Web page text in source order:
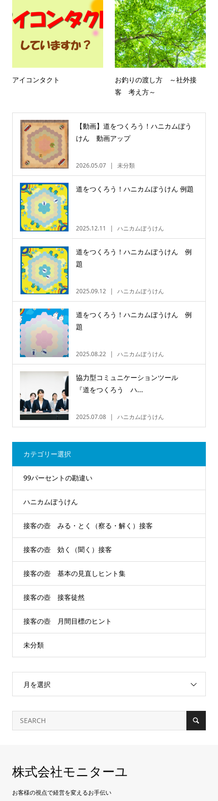
アイコンタクト
お釣りの渡し方 ～社外接
客 考え方～
【動画】道をつくろう！ハニカムぼう
けん 動画アップ
2026.05.07 未分類
道をつくろう！ハニカムぼうけん 例題
2025.12.11 ハニカムぼうけん
道をつくろう！ハニカムぼうけん 例
題
2025.09.12 ハニカムぼうけん
道をつくろう！ハニカムぼうけん 例
題
2025.08.22 ハニカムぼうけん
協力型コミュニケーションツール
『道をつくろう ハ...
2025.07.08 ハニカムぼうけん
カテゴリー選択
99パーセントの勘違い
ハニカムぼうけん
接客の壺 みる・とく（察る・解く）接客
接客の壺 効く（聞く）接客
接客の壺 基本の見直しヒント集
接客の壺 接客徒然
接客の壺 月間目標のヒント
未分類
月を選択
株式会社モニターユ
お客様の視点で経営を変えるお手伝い